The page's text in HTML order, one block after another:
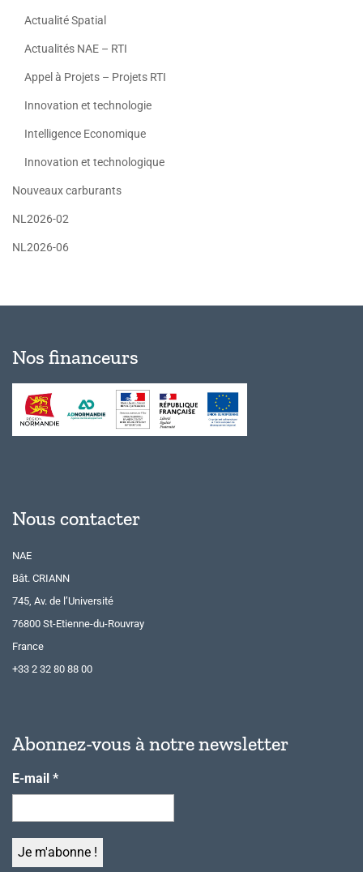
Actualité Spatial
Actualités NAE – RTI
Appel à Projets – Projets RTI
Innovation et technologie
Intelligence Economique
Innovation et technologique
Nouveaux carburants
NL2026-02
NL2026-06
Nos financeurs
Nous contacter
NAE
Bât. CRIANN
745, Av. de l’Université
76800 St-Etienne-du-Rouvray
France
+33 2 32 80 88 00
Abonnez-vous à notre newsletter
E-mail *